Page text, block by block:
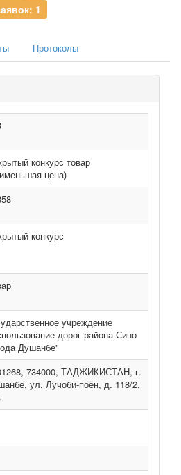
1
Протоколы
конкурс товар
цена)
конкурс
учреждение
дорог района Сино
Душанбе"
734000, ТАДЖИКИСТАН, г.
ул. Лучоби-поён, д. 118/2,